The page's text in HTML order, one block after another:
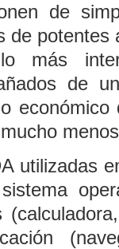
de
de potentes
más
de
utilizadas